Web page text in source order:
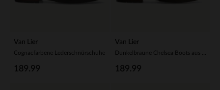
Van Lier
Cognacfarbene Lederschnürschuhe
189.99
Van Lier
189.99